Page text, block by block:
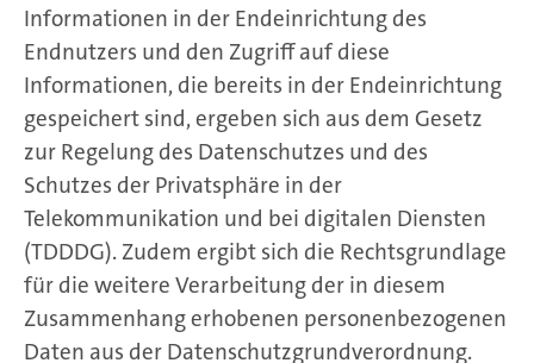
Informationen in der Endeinrichtung des
Endnutzers und den Zugriff auf diese
Informationen, die bereits in der Endeinrichtung
gespeichert sind, ergeben sich aus dem Gesetz
zur Regelung des Datenschutzes und des
Schutzes der Privatsphäre in der
Telekommunikation und bei digitalen Diensten
(TDDDG). Zudem ergibt sich die Rechtsgrundlage
für die weitere Verarbeitung der in diesem
Zusammenhang erhobenen personenbezogenen
Daten aus der Datenschutzgrundverordnung.